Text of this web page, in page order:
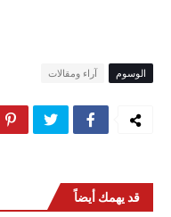
الوسوم آراء ومقالات
قد يهمك أيضاً